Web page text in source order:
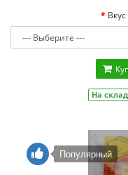
На
Популярный